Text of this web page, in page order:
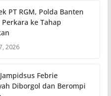
PT RGM, Polda Banten
ke Tahap
2026
Febrie
Diborgol dan Berompi